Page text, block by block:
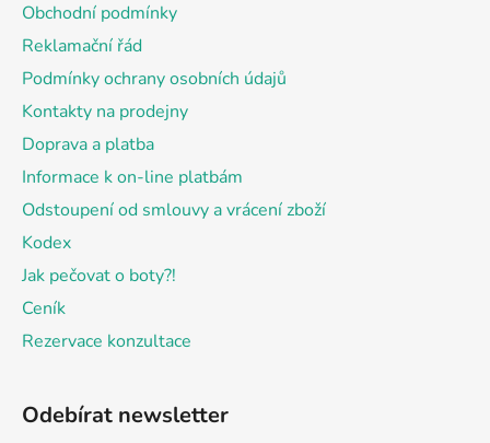
Obchodní podmínky
Reklamační řád
Podmínky ochrany osobních údajů
Kontakty na prodejny
Doprava a platba
Informace k on-line platbám
Odstoupení od smlouvy a vrácení zboží
Kodex
Jak pečovat o boty?!
Ceník
Rezervace konzultace
Odebírat newsletter